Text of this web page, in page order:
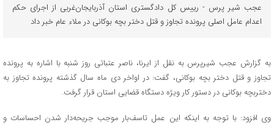
عجب شیر پرس - رییس کل دادگستری استان آذربایجان‌غربی از اجرای حکم
اعدام عامل اصلی پرونده تجاوز و قتل دختر بچه بوکانی در ملاء عام خبر داد
به گزارش عجب شیرپرس به نقل از ایرنا، ناصر عتباتی روز شنبه با اشاره به پرونده
تجاوز و قتل دختر بچه بوکانی، گفت: در اواخر دی ماه سال گذشته پرونده تجاوز به
دختربچه بوکانی در دستور کار ویژه دستگاه قضایی استان قرار گرفت.
وی افزود: با توجه به اینکه این عمل تاسف‌بار موجب جریحه‌دار شدن احساسات و